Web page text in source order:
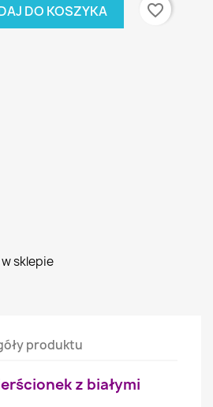
DO KOSZYKA
favorite_border
sklepie
produktu
z białymi